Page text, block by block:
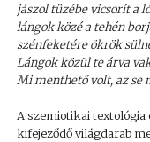
jászol tüzébe vicsorít a
lángok közé a tehén
szénfeketére ökrök
Lángok közül te árva
Mi menthető volt, az se
A szemiotikai textológia
kifejeződő világdarab